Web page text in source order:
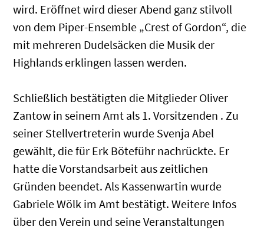
wird. Eröffnet wird dieser Abend ganz stilvoll
von dem Piper-Ensemble „Crest of Gordon“, die
mit mehreren Dudelsäcken die Musik der
Highlands erklingen lassen werden.
Schließlich bestätigten die Mitglieder Oliver
Zantow in seinem Amt als 1. Vorsitzenden . Zu
seiner Stellvertreterin wurde Svenja Abel
gewählt, die für Erk Böteführ nachrückte. Er
hatte die Vorstandsarbeit aus zeitlichen
Gründen beendet. Als Kassenwartin wurde
Gabriele Wölk im Amt bestätigt. Weitere Infos
über den Verein und seine Veranstaltungen